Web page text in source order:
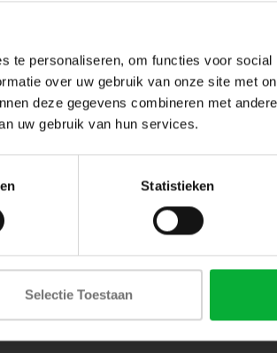
te personaliseren, om functies voor
over uw gebruik van onze site met
deze gegevens combineren met
uw gebruik van hun services.
Statistieken
Selectie Toestaan